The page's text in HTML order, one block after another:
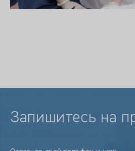
Запишитесь на